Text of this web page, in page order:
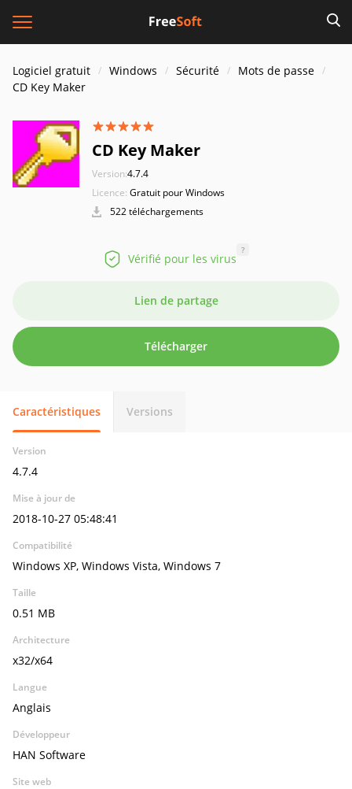
Logiciel gratuit Windows Sécurité
Mots de passe
CD Key Maker
CD Key Maker
Version:4.7.4
Licence: Gratuit pour Windows
522 téléchargements
Vérifié pour les virus
?
Lien de partage
Télécharger
Caractéristiques Versions
Version
4.7.4
Mise à jour de
2018-10-27 05:48:41
Compatibilité
Windows XP, Windows Vista, Windows 7
Taille
0.51 MB
Architecture
x32/x64
Langue
Anglais
Développeur
HAN Software
Site web